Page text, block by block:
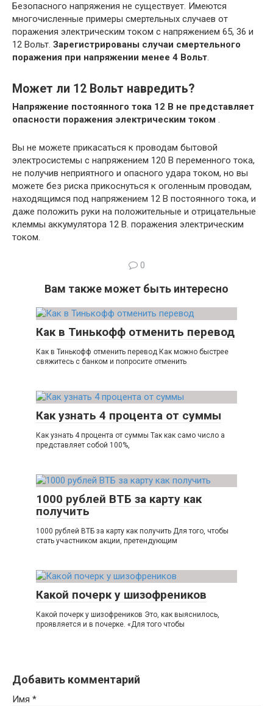
Безопасного напряжения не существует. Имеются
многочисленные примеры смертельных случаев от
поражения электрическим током с напряжением 65, 36 и
12 Вольт. Зарегистрированы случаи смертельного
поражения при напряжении менее 4 Вольт.
Может ли 12 Вольт навредить?
Напряжение постоянного тока 12 В не представляет
опасности поражения электрическим током .
Вы не можете прикасаться к проводам бытовой
электросистемы с напряжением 120 В переменного тока,
не получив неприятного и опасного удара током, но вы
можете без риска прикоснуться к оголенным проводам,
находящимся под напряжением 12 В постоянного тока, и
даже положить руки на положительные и отрицательные
клеммы аккумулятора 12 В. поражения электрическим
током.
0
Вам также может быть интересно
Как в Тинькофф отменить перевод
Как в Тинькофф отменить перевод Как можно быстрее
свяжитесь с банком и попросите отменить
Как узнать 4 процента от суммы
Как узнать 4 процента от суммы Так как само число а
представляет собой 100%,
1000 рублей ВТБ за карту как
получить
1000 рублей ВТБ за карту как получить Для того, чтобы
стать участником акции, претендующим
Какой почерк у шизофреников
Какой почерк у шизофреников Это, как выяснилось,
проявляется и в почерке. «Для того чтобы
Добавить комментарий
Имя *